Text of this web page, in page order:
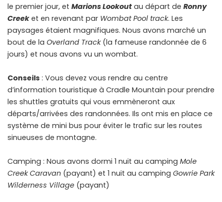
le premier jour, et Marions Lookout au départ de Ronny
Creeket en revenant par Wombat Pool track. Les
paysages étaient magnifiques. Nous avons marché un
bout de la Overland Track(la fameuse randonnée de 6
jours) et nous avons vu un wombat.
Conseils : Vous devez vous rendre au centre
d’information touristique à Cradle Mountain pour prendre
les shuttles gratuits qui vous emmèneront aux
départs/arrivées des randonnées. Ils ont mis en place ce
système de mini bus pour éviter le trafic sur les routes
sinueuses de montagne.
Camping : Nous avons dormi 1 nuit au camping Mole
Creek Caravan (payant) et 1 nuit au camping Gowrie Park
Wilderness Village (payant)